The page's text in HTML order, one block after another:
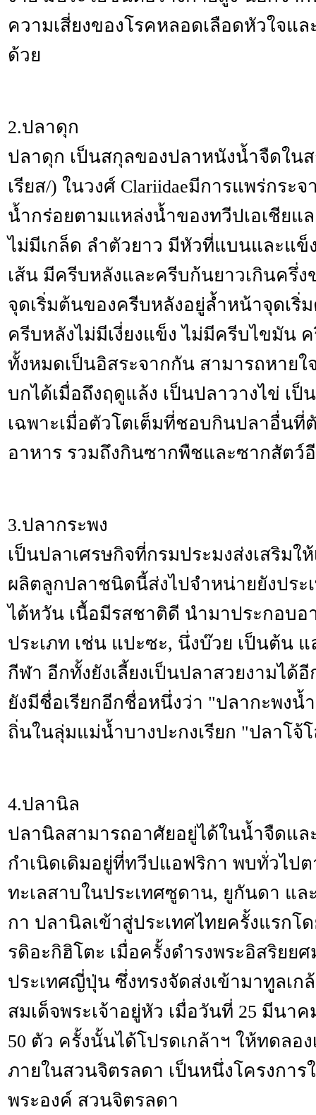
ความเสี่ยงของโรคหลอดเลือดหัวใจแล
ด้วย
2.ปลาดุก
ปลาดุก เป็นสกุลของปลาหนังน้ำจืดในส
เรียส/) ในวงศ์ Clariidaeมีการแพร่กระ
น้ำกร่อยตามแหล่งน้ำของทวีปเอเชียแ
ไม่มีเกล็ด ลำตัวยาว มีหัวที่แบนและแ
เส้น มีครีบหลังและครีบก้นยาวเกินครึ่
จุดเริ่มต้นของครีบหลังอยู่ล้ำหน้าจุดเริ่
ครีบหลังไม่มีเงี่ยงแข็ง ไม่มีครีบไขมัน
ทั้งหมดเป็นอิสระจากกัน สามารถหาย
บกได้เมื่อถึงฤดูแล้ง เป็นปลาวางไข่ เป็
เฉพาะเมื่อตัวโตเต็มที่ชอบกินปลาอื่นที่
อาหาร รวมถึงกินซากพืชและซากสัตว์
3.ปลากระพง
เป็นปลาเศรษกิจที่กรมประมงส่งเสริมใ
ผลิตลูกปลาชนิดนี้ส่งไปจำหน่ายยังประ
ไต้หวัน เนื้อมีรสชาติดี นำมาประกอบอ
ประเภท เช่น แปะซะ, นึ่งบ๊วย เป็นต้น
กีฬา อีกทั้งยังเลี้ยงเป็นปลาสวยงามได้
ยังมีชื่อเรียกอีกชื่อหนึ่งว่า "ปลากะพง
ถิ่นในลุ่มแม่น้ำบางปะกงเรียก "ปลาโจ้
4.ปลานิล
ปลานิลสามารถอาศัยอยู่ได้ในน้ำจืดแล
กำเนิดเดิมอยู่ที่ทวีปแอฟริกา พบทั่วไป
ทะเลสาบในประเทศซูดาน, ยูกันดา แ
กา ปลานิลเข้าสู่ประเทศไทยครั้งแรกโ
รดิอะกิฮิโตะ เมื่อครั้งดำรงพระอิสริยย
ประเทศญี่ปุ่น ซึ่งทรงจัดส่งเข้ามาทูลเก
สมเด็จพระเจ้าอยู่หัว เมื่อวันที่ 25 มีนา
50 ตัว ครั้งนั้นได้โปรดเกล้าฯ ให้ทดลอ
ภายในสวนจิตรลดา เป็นหนึ่งโครงการ
พระองค์ สวนจิตรลดา